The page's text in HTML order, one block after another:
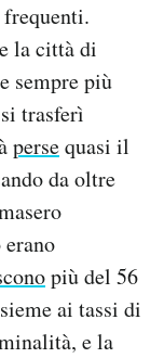
la città di
sempre più
trasferì
persequasi il
da oltre
più del 56
ai tassi di
e la